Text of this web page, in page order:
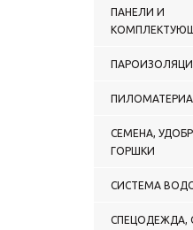
ПАНЕЛИ И
СЕМЕНА,
ГОРШКИ
СИСТЕМА
СПЕЦОДЕЖДА,